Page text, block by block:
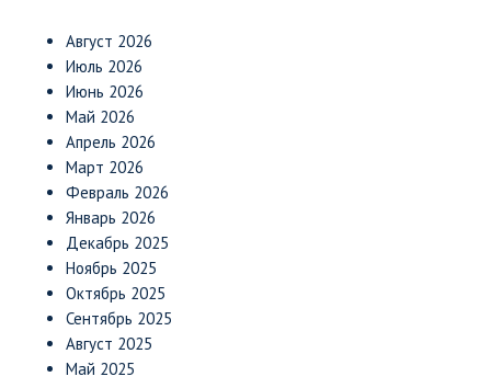
Август 2026
Июль 2026
Июнь 2026
Май 2026
Апрель 2026
Март 2026
Февраль 2026
Январь 2026
Декабрь 2025
Ноябрь 2025
Октябрь 2025
Сентябрь 2025
Август 2025
Май 2025